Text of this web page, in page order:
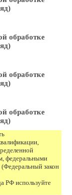
обработке
обработке
обработке
федеральными
закон
РФ используйте